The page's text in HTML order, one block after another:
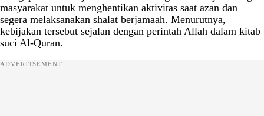
masyarakat untuk menghentikan aktivitas saat azan dan
segera melaksanakan shalat berjamaah. Menurutnya,
kebijakan tersebut sejalan dengan perintah Allah dalam kitab
suci Al-Quran.
ADVERTISEMENT